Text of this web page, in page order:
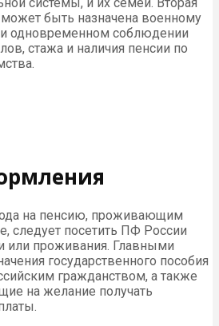
быть назначена военному
одновременном соблюдении
стажа и наличия пенсии по
на пенсию, проживающим
следует посетить ПФ России
или проживания. Главными
государственного пособия
гражданством, а также
на желание получать